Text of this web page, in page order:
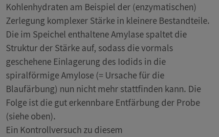
Kohlenhydraten am Beispiel der (enzymatischen)
Zerlegung komplexer Stärke in kleinere Bestandteile.
Die im Speichel enthaltene Amylase spaltet die
Struktur der Stärke auf, sodass die vormals
geschehene Einlagerung des Iodids in die
spiralförmige Amylose (= Ursache für die
Blaufärbung) nun nicht mehr stattfinden kann. Die
Folge ist die gut erkennbare Entfärbung der Probe
(siehe oben).
Ein Kontrollversuch zu diesem